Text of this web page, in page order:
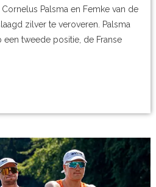
Palsma en Femke van de
zilver te veroveren. Palsma
een tweede positie, de Franse